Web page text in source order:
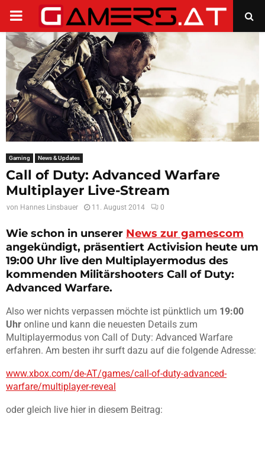
PRIMARY
MENU
Gaming News & Updates
Call of Duty: Advanced Warfare
Multiplayer Live-Stream
von Hannes Linsbauer 11. August 2014 0
Wie schon in unserer News zur gamescom
angekündigt, präsentiert Activision heute um
19:00 Uhr live den Multiplayermodus des
kommenden Militärshooters Call of Duty:
Advanced Warfare.
Also wer nichts verpassen möchte ist pünktlich um 19:00
Uhr online und kann die neuesten Details zum
Multiplayermodus von Call of Duty: Advanced Warfare
erfahren. Am besten ihr surft dazu auf die folgende Adresse:
www.xbox.com/de-AT/games/call-of-duty-advanced-
warfare/multiplayer-reveal
oder gleich live hier in diesem Beitrag: